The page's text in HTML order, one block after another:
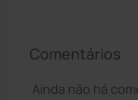
Comentários
Ainda não há